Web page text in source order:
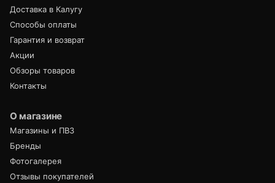
Доставка в Калугу
Способы оплаты
Гарантия и возврат
Акции
Обзоры товаров
Контакты
О магазине
Магазины и ПВЗ
Бренды
Фотогалерея
Отзывы покупателей